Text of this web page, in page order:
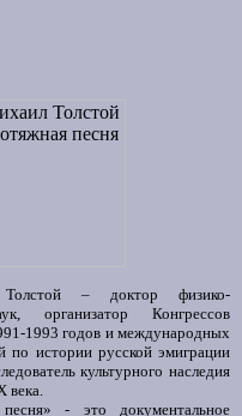
– доктор физико-
организатор Конгрессов
1993 годов и международных
по истории русской эмиграции
культурного наследия
века.
- это документальное